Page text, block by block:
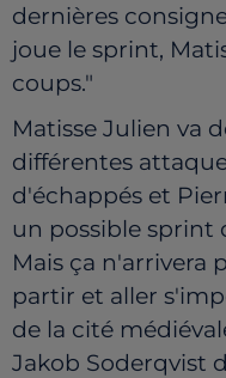
dernières
joue le sprint,
coups."
Matisse Julien va
différentes
d'échappés et
un possible sprint
Mais ça n'arrivera
partir et aller
de la cité
Jakob Soderqvist